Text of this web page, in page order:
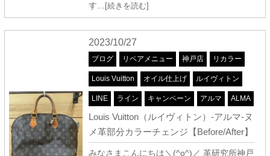
す…[続きを読む]
2023/10/27
ブログ リペアメニュー 神戸店 リカラー
Louis Vuitton オイル仕上げ ルイヴィトン
LINE ライン キャンペーン アルマ ALMA
Louis Vuitton（ルイヴィトン）-アルマ-ヌ
メ革部分カラーチェンジ【Before/After】
みなさまこんにちは＼(^o^)／ 革研究所神戸